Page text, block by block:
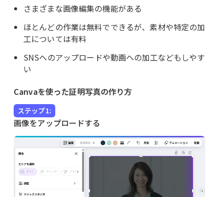
さまざまな画像編集の機能がある
ほとんどの作業は無料でできるが、素材や特定の加
工については有料
SNSへのアップロードや動画への加工などもしやす
い
Canvaを使った証明写真の作り方
ステップ1:
画像をアップロードする